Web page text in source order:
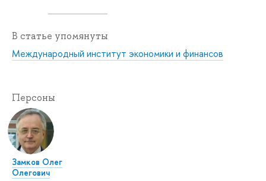
В статье упомянуты
Международный институт экономики и финансов
Персоны
Замков Олег
Олегович